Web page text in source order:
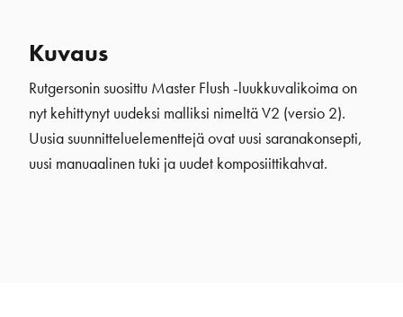
Kuvaus
Rutgersonin suosittu Master Flush -luukkuvalikoima on
nyt kehittynyt uudeksi malliksi nimeltä V2 (versio 2).
Uusia suunnitteluelementtejä ovat uusi saranakonsepti,
uusi manuaalinen tuki ja uudet komposiittikahvat.